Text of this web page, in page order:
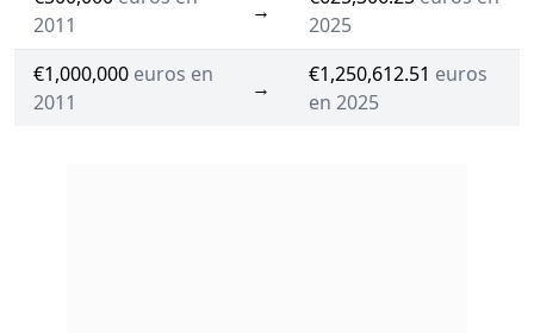
2011
→
2025
€1,000,000 euros en
2011
→
€1,250,612.51 euros
en 2025